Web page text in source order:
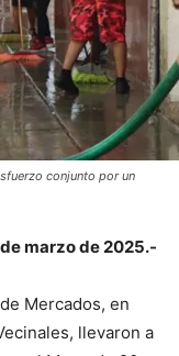
conjunto por un
marzo de 2025.-
Mercados, en
llevaron a